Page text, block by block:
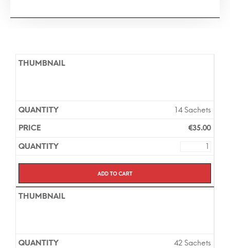
14 Sachets
€35.00
Add to cart
42 Sachets